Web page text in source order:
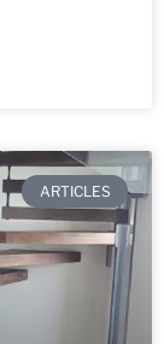
ARTICLES